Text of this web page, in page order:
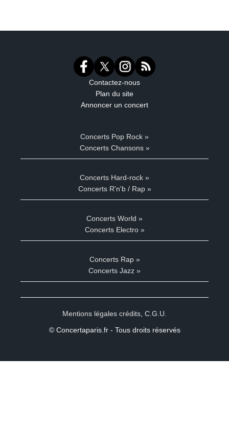
Contactez-nous
Plan du site
Annoncer un concert
Concerts Pop Rock »
Concerts Chansons »
Concerts Hard-rock »
Concerts R'n'b / Rap »
Concerts World »
Concerts Electro »
Concerts Rap »
Concerts Jazz »
Mentions légales crédits C.G.U.
© Concertaparis.fr - Tous droits réservés